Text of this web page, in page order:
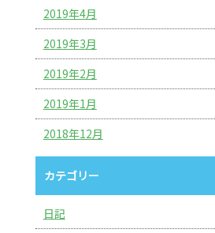
2019年4月
2019年3月
2019年2月
2019年1月
2018年12月
カテゴリー
日記